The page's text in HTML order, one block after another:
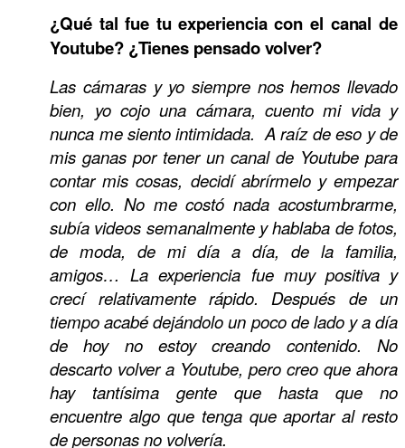
¿Qué tal fue tu experiencia con el canal de
Youtube? ¿Tienes pensado volver?
Las cámaras y yo siempre nos hemos llevado
bien, yo cojo una cámara, cuento mi vida y
nunca me siento intimidada. A raíz de eso y de
mis ganas por tener un canal de Youtube para
contar mis cosas, decidí abrírmelo y empezar
con ello. No me costó nada acostumbrarme,
subía videos semanalmente y hablaba de fotos,
de moda, de mi día a día, de la familia,
amigos… La experiencia fue muy positiva y
crecí relativamente rápido. Después de un
tiempo acabé dejándolo un poco de lado y a día
de hoy no estoy creando contenido. No
descarto volver a Youtube, pero creo que ahora
hay tantísima gente que hasta que no
encuentre algo que tenga que aportar al resto
de personas no volvería.